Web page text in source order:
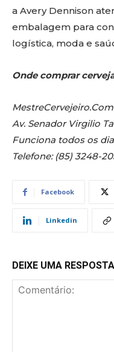
a Avery Dennison
embalagem para
logística, moda e
Onde comprar
Av. Senador Virgilio
Funciona todos os
Telefone: (85) 3248-
Facebook
Linkedin
DEIXE UMA RESPOSTA